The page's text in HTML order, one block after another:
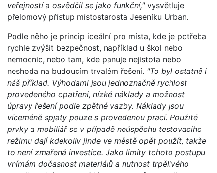
veřejností a osvědčil se jako funkční,"vysvětluje
přelomový přístup místostarosta Jeseníku Urban.
Podle něho je princip ideální pro místa, kde je potřeba
rychle zvýšit bezpečnost, například u škol nebo
nemocnic, nebo tam, kde panuje nejistota nebo
neshoda na budoucím trvalém řešení. "To byl ostatně i
náš příklad. Výhodami jsou jednoznačně rychlost
provedeného opatření, nízké náklady a možnost
úpravy řešení podle zpětné vazby. Náklady jsou
víceméně spjaty pouze s provedenou prací. Použité
prvky a mobiliář se v případě neúspěchu testovacího
režimu dají kdekoliv jinde ve městě opět použít, takže
to není zmařená investice. Jako limity tohoto postupu
vnímám dočasnost materiálů a nutnost trpělivého